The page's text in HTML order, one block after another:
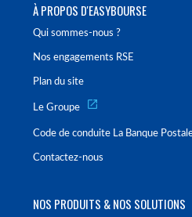
À PROPOS D'EASYBOURSE
Qui sommes-nous ?
Nos engagements RSE
Plan du site
Le Groupe
Code de conduite La Banque
Contactez-nous
NOS PRODUITS & NOS SOLUTIONS